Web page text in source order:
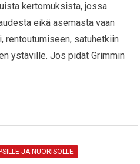
kertomuksista, jossa
eikä asemasta vaan
rentoutumiseen, satuhetkiin
ystäville. Jos pidät Grimmin
JA NUORISOLLE